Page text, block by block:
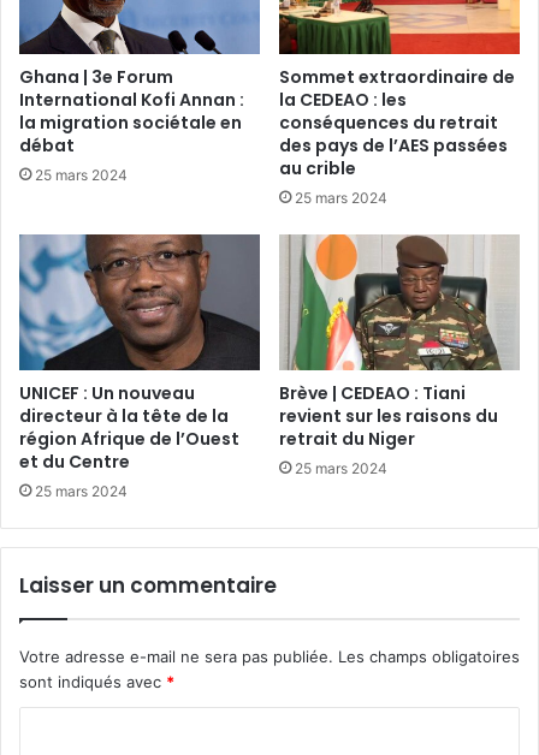
Ghana | 3e Forum
International Kofi Annan :
la migration sociétale en
débat
25 mars 2024
Sommet extraordinaire de
la CEDEAO : les
conséquences du retrait
des pays de l’AES passées
au crible
25 mars 2024
UNICEF : Un nouveau
directeur à la tête de la
région Afrique de l’Ouest
et du Centre
25 mars 2024
Brève | CEDEAO : Tiani
revient sur les raisons du
retrait du Niger
25 mars 2024
Laisser un commentaire
Votre adresse e-mail ne sera pas publiée. Les champs obligatoires
sont indiqués avec *